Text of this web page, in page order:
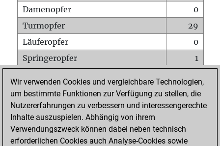
Damenopfer
0
Turmopfer
29
Läuferopfer
0
Springeropfer
1
Matt auf vollem Brett
0
Bauer setzt Matt
0
Erstickte Matts
Unterverwandlungen
Wir verwenden Cookies und vergleichbare Technologien,
um bestimmte Funktionen zur Verfügung zu stellen, die
Nutzererfahrungen zu verbessern und interessengerechte
Inhalte auszuspielen. Abhängig von ihrem
Verwendungszweck können dabei neben technisch
erforderlichen Cookies auch Analyse-Cookies sowie